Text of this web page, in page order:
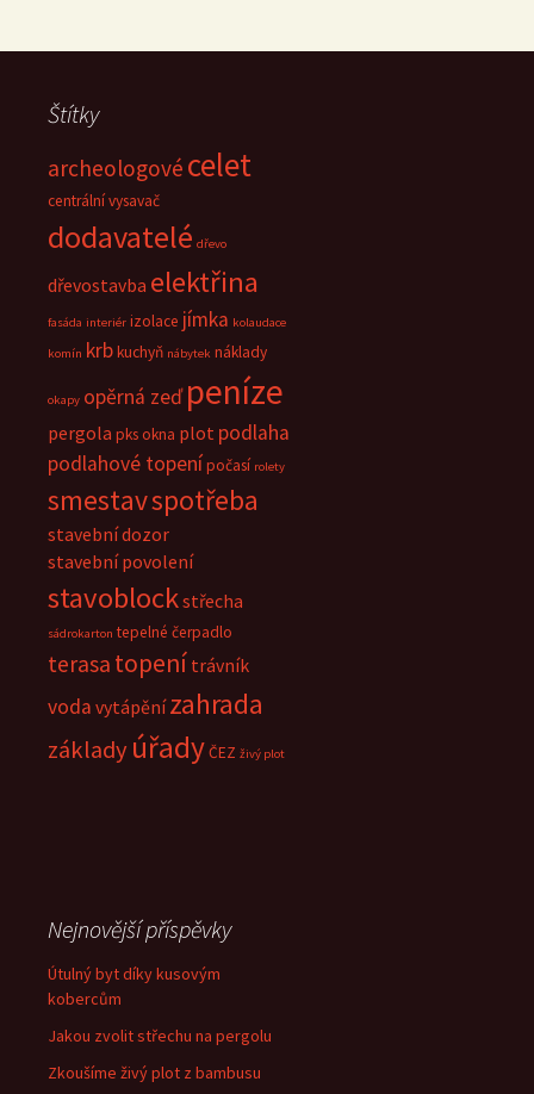
Štítky
archeologové celet
centrální vysavač
dodavatelé dřevo
dřevostavba elektřina
fasáda interiér izolace jímka kolaudace
komín krbkuchyň nábytek náklady
okapy opěrná zeď peníze
pergola pks okna plot podlaha
podlahové topenípočasí rolety
smestavspotřeba
stavební dozor
stavební povolení
stavoblockstřecha
sádrokarton tepelné čerpadlo
terasa topení trávník
voda vytápění zahrada
základyúřadyČEZ živý plot
Nejnovější příspěvky
Útulný byt díky kusovým
kobercům
Jakou zvolit střechu na pergolu
Zkoušíme živý plot z bambusu